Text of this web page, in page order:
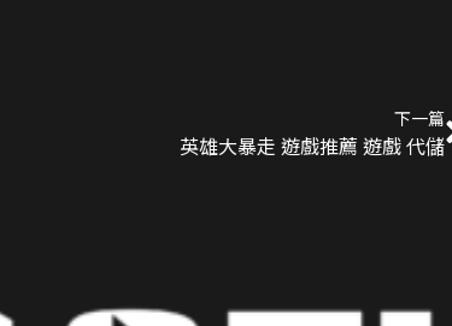
下一篇
英雄大暴走 遊戲推薦 遊戲 代儲